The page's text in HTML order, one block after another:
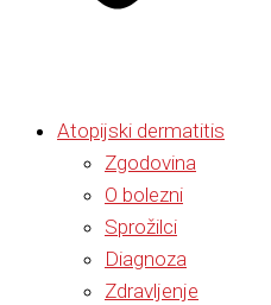
Atopijski dermatitis
Zgodovina
O bolezni
Sprožilci
Diagnoza
Zdravljenje